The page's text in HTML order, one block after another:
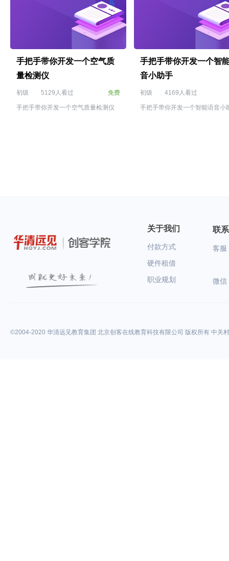
手把手带你开发一个空气质
量检测仪
初级 5129人看过 免费
手把手带你开发一个空气质量检测仪
手把手带你开发一个智
音小助手
初级 4169人看过
手把手带你开发一个智能语音小
关于我们
付款方式
硬件租借
职业规划
联
客服
微信
©2004-2020 华清远见教育集团 北京创客在线教育科技有限公司 版权所有 中关